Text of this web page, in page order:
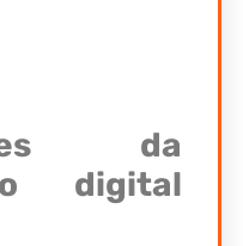
da
digital